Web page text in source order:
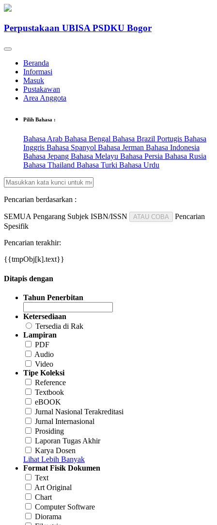
Perpustakaan UBISA PSDKU Bogor
Beranda
Informasi
Masuk
Pustakawan
Area Anggota
Pilih Bahasa :
Bahasa Arab Bahasa Bengal Bahasa Brazil Portugis Bahasa
Inggris Bahasa Spanyol Bahasa Jerman Bahasa Indonesia
Bahasa Jepang Bahasa Melayu Bahasa Persia Bahasa Rusia
Bahasa Thailand Bahasa Turki Bahasa Urdu
Pencarian berdasarkan :
SEMUA Pengarang Subjek ISBN/ISSN ATAU COBA
Pencarian
Spesifik
Pencarian terakhir:
{{tmpObj[k].text}}
Ditapis dengan
Tahun Penerbitan
Ketersediaan
Tersedia di Rak
Lampiran
PDF
Audio
Video
Tipe Koleksi
Reference
Textbook
eBOOK
Jurnal Nasional Terakreditasi
Jurnal Internasional
Prosiding
Laporan Tugas Akhir
Karya Dosen
Lihat Lebih Banyak
Format Fisik Dokumen
Text
Art Original
Chart
Computer Software
Diorama